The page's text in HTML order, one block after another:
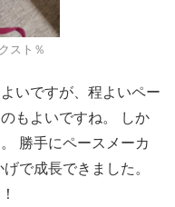
スト％
いですが、程よいペー
もよいですね。 しか
勝手にペースメーカ
で成長できました。